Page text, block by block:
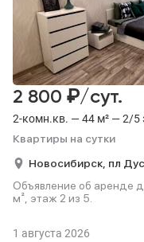
2-комн.кв. — 44 м² — 2/5
Квартиры на сутки
2 800 ₽/сут.
Новосибирск, пл
Объявление об аренде
м², этаж 2 из 5.
1 августа 2026